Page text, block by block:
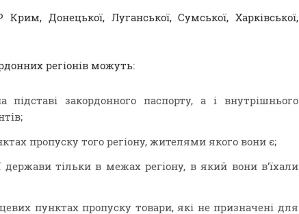
Донецької, Луганської, Сумської, Харківської,
регіонів можуть:
закордонного паспорту, а і внутрішнього
пропуску того регіону, жителями якого вони є;
держави тільки в межах регіону, в який вони в’їхали
пунктах пропуску товари, які не призначені для